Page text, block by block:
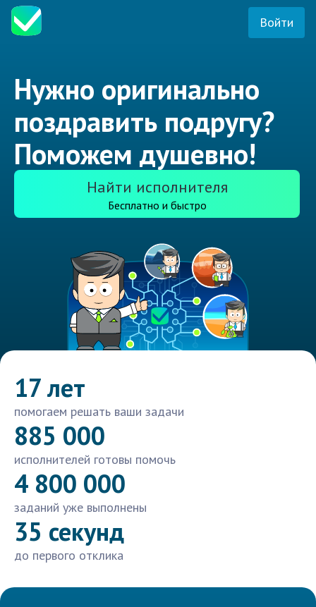
Войти
Нужно оригинально
поздравить подругу?
Поможем душевно!
Найти исполнителя
Бесплатно и быстро
17 лет
помогаем решать ваши задачи
885 000
исполнителей готовы помочь
4 800 000
заданий уже выполнены
35 секунд
до первого отклика